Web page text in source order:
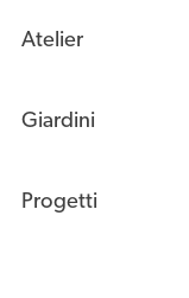
Atelier
Giardini
Progetti